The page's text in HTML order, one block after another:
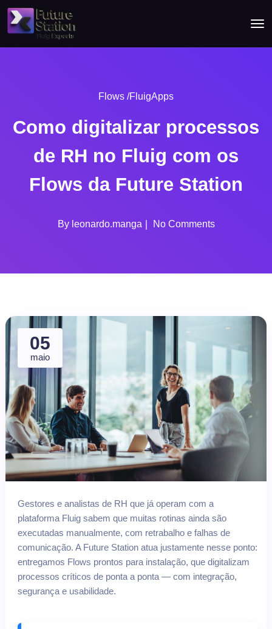
Flows /FluigApps
Como digitalizar processos
de RH no Fluig com os
Flows da Future Station
By leonardo.manga No Comments
05
maio
Gestores e analistas de RH que já operam com a
plataforma Fluig sabem que muitas rotinas ainda são
executadas manualmente, com retrabalho e falhas de
comunicação. A Future Station atua justamente nesse ponto:
entregamos Flows prontos para instalação, que digitalizam
processos críticos de ponta a ponta — com integração,
segurança e usabilidade.